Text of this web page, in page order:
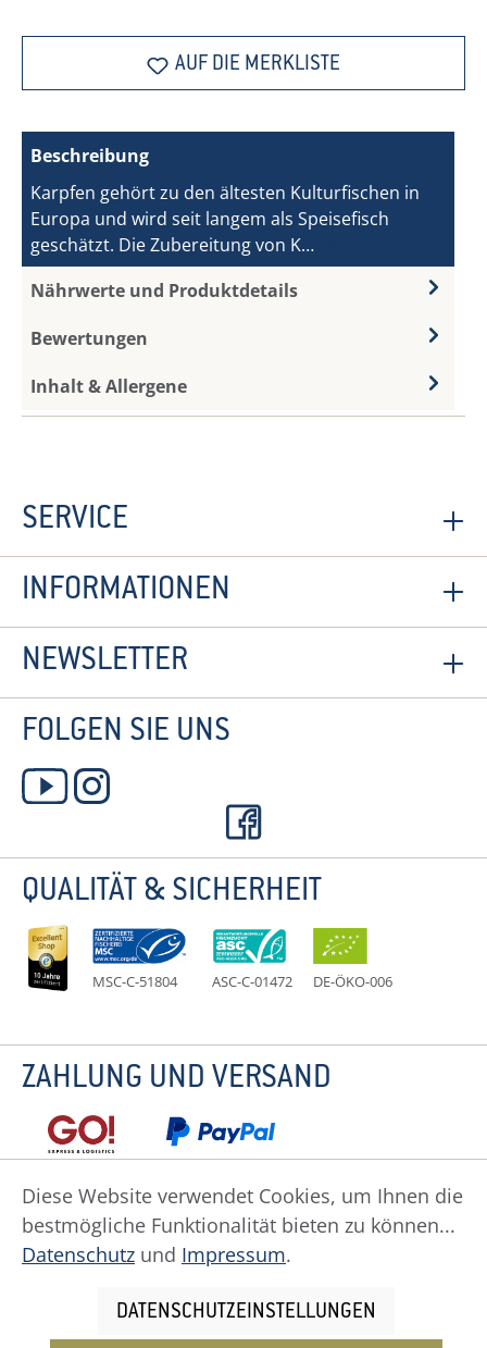
AUF DIE MERKLISTE
Beschreibung
Karpfen gehört zu den ältesten Kulturfischen in
Europa und wird seit langem als Speisefisch
geschätzt. Die Zubereitung von K…
Nährwerte und Produktdetails
Bewertungen
Inhalt & Allergene
SERVICE
INFORMATIONEN
NEWSLETTER
FOLGEN SIE UNS
QUALITÄT & SICHERHEIT
MSC-C-51804 ASC-C-01472 DE-ÖKO-006
ZAHLUNG UND VERSAND
Datenschutz Impressum
Widerruf
Widerrufsformular
AGB Zahlung
Cookie Einstellungen
Diese Website verwendet Cookies, um Ihnen die
bestmögliche Funktionalität bieten zu können...
Datenschutz und Impressum.
DATENSCHUTZEINSTELLUNGEN